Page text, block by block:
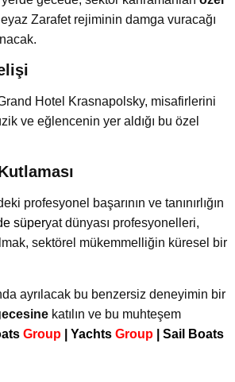
Zarafet rejiminin damga vuracağı
Hotel Krasnapolsky, misafirlerini
ve eğlencenin yer aldığı bu özel
profesyonel başarının ve tanınırlığın
süperyat dünyası profesyonelleri,
sektörel mükemmelliğin küresel bir
ayrılacak bu benzersiz deneyimin bir
katılın ve bu muhteşem
Group Yachts Group
Sail Boats